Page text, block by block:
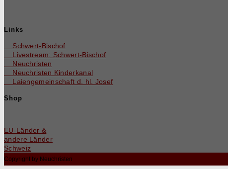
Links
Schwert-Bischof
Livestream: Schwert-Bischof
Neuchristen
Neuchris­ten Kinderkanal
Laienge­mein­schaft d. hl. Josef
Shop
EU-Län­der &
andere Länder
Schweiz
Copyright by Neuchristen